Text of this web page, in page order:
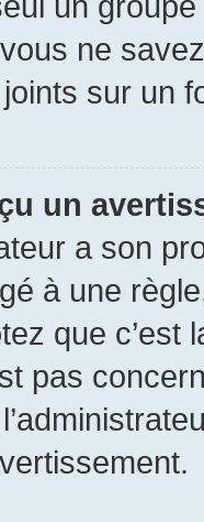
ne
sur un
un
a son
à une
que c’est
pas